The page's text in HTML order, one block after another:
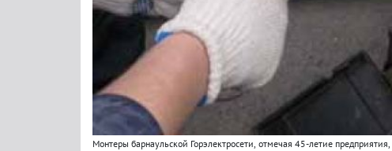
Монтеры барнаульской Горэлектросети, отмечая 45-летие предприятия,